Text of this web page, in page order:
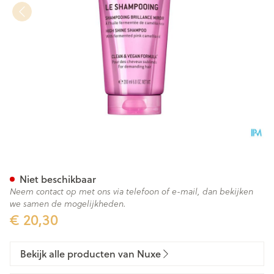
€ 20,30
Niet beschikbaar
Neem contact op met ons via telefoon of e-mail, dan bekijken
we samen de mogelijkheden.
Bekijk alle producten van Nuxe